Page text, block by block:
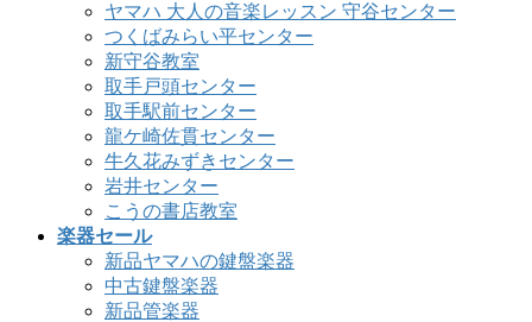
ヤマハ 大人の音楽レッスン 守谷センター
つくばみらい平センター
新守谷教室
取手戸頭センター
取手駅前センター
龍ケ崎佐貫センター
牛久花みずきセンター
岩井センター
こうの書店教室
楽器セール
新品ヤマハの鍵盤楽器
中古鍵盤楽器
新品管楽器